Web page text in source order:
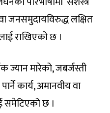
वा जनसमुदायविरुद्ध लक्षित
राखिएको छ ।
ज्यान मारेको, जबर्जस्ती
कार्य, अमानवीय वा
समेटिएको छ ।